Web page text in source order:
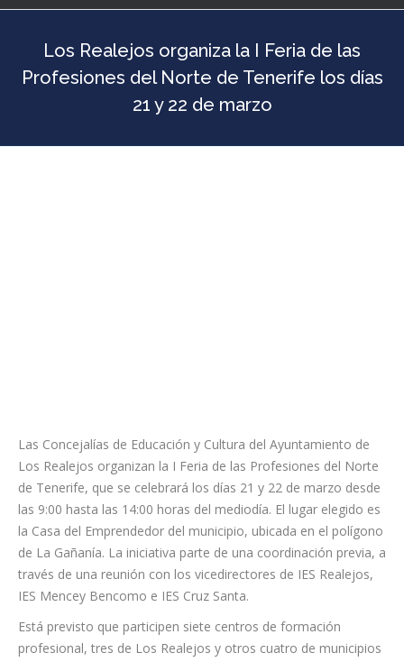
Los Realejos organiza la I Feria de las
Profesiones del Norte de Tenerife los días
21 y 22 de marzo
Las Concejalías de Educación y Cultura del Ayuntamiento de
Los Realejos organizan la I Feria de las Profesiones del Norte
de Tenerife, que se celebrará los días 21 y 22 de marzo desde
las 9:00 hasta las 14:00 horas del mediodía. El lugar elegido es
la Casa del Emprendedor del municipio, ubicada en el polígono
de La Gañanía. La iniciativa parte de una coordinación previa, a
través de una reunión con los vicedirectores de IES Realejos,
IES Mencey Bencomo e IES Cruz Santa.